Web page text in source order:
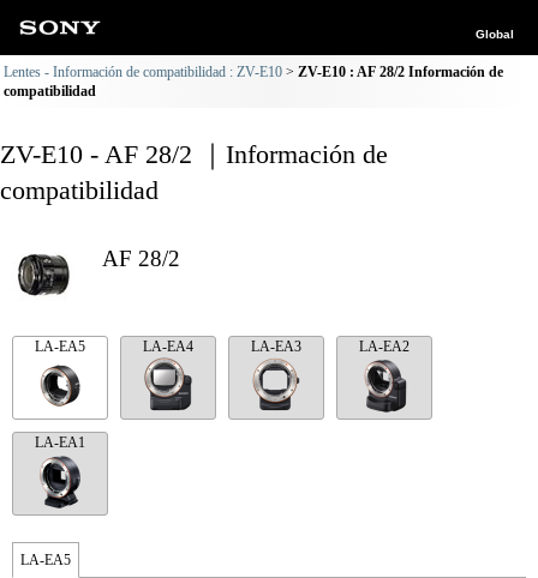
Global
Lentes - Información de compatibilidad : ZV-E10
ZV-E10 : AF 28/2 Información de
compatibilidad
ZV-E10 - AF 28/2 ｜Información de
compatibilidad
AF 28/2
LA-EA5 LA-EA4 LA-EA3 LA-EA2
LA-EA1
LA-EA5